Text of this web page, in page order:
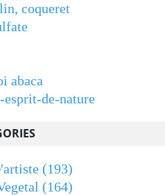
coqueret
abaca
esprit-de-nature
(193)
(164)